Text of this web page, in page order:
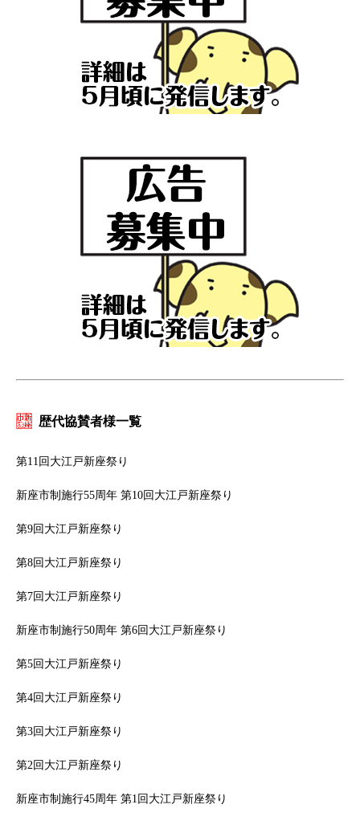
歴代協賛者様一覧
第11回大江戸新座祭り
新座市制施行55周年 第10回大江戸新座祭り
第9回大江戸新座祭り
第8回大江戸新座祭り
第7回大江戸新座祭り
新座市制施行50周年 第6回大江戸新座祭り
第5回大江戸新座祭り
第4回大江戸新座祭り
第3回大江戸新座祭り
第2回大江戸新座祭り
新座市制施行45周年 第1回大江戸新座祭り